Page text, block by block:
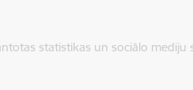
statistikas un sociālo mediju